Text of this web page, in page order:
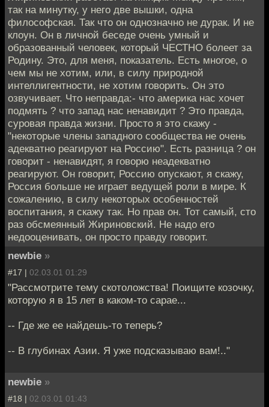
так на минутку, у него две вышки, одна
философская. Так что он однозначно не дурак. И не
клоун. Он в личной беседе очень умный и
образованный человек, который ЧЕСТНО болеет за
Родину. Это, для меня, показатель. Есть многое, о
чем мы не хотим, или, в силу природной
интеллигентности, не хотим говорить. Он это
озвучивает. Что неправда:- что америка нас хочет
подмять ? что запад нас ненавидит ? Это правда,
суровая правда жизни. Просто я это скажу -
"некоторые члены западного сообщества не очень
адекватно реагируют на Россию". Есть разница ? он
говорит - ненавидят, я говорю неадекватно
реагируют. Он говорит, Россию опускают, я скажу,
Россия больше не играет ведущей роли в мире. К
сожалению, в силу некоторых особенностей
воспитания, я скажу так. Но прав он. Тот самый, сто
раз обсмеянный Жириновский. Не надо его
недооценивать, он просто правду говорит.
newbie »
#17 | 02.03.01 01:29
"Рассмотрите тему скотоложства! Поищите козочку,
которую я в 15 лет в каком-то сарае...
-- Где же ее найдешь-то теперь?
-- В глубинах Азии. Я уже подсказываю вам!.."
newbie »
#18 | 02.03.01 01:43